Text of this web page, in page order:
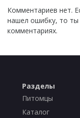
Комментариев нет.
нашел ошибку, то
комментариях.
Разделы
Питомцы
Каталог